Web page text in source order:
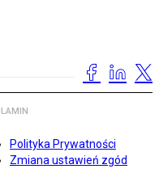
Polityka Prywatności
Zmiana ustawień zgód